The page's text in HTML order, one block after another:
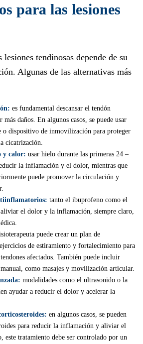
para las lesiones
tendinosas depende de su
Algunas de las alternativas más
es fundamental descansar el tendón
más daños. En algunos casos, se puede usar
o dispositivo de inmovilización para proteger
cicatrización.
y calor: usar hielo durante las primeras 24 –
la inflamación y el dolor, mientras que
puede promover la circulación y
tanto el ibuprofeno como el
aliviar el dolor y la inflamación, siempre claro,
puede crear un plan de
de estiramiento y fortalecimiento para
afectados. También puede incluir
como masajes y movilización articular.
modalidades como el ultrasonido o la
ayudar a reducir el dolor y acelerar la
en algunos casos, se pueden
para reducir la inflamación y aliviar el
este tratamiento debe ser controlado por un